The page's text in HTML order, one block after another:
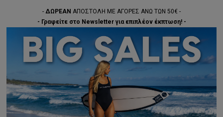
- ΔΩΡΕΑΝ ΑΠΟΣΤΟΛΗ ΜΕ ΑΓΟΡΕΣ ΑΝΩ ΤΩΝ 50€ -
- Γραφείτε στο Newsletter για επιπλέον έκπτωση! -